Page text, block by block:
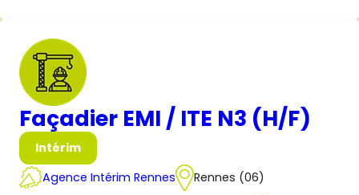
Façadier EMI / ITE N3 (H/F)
Intérim
Agence Intérim Rennes
Rennes (06)